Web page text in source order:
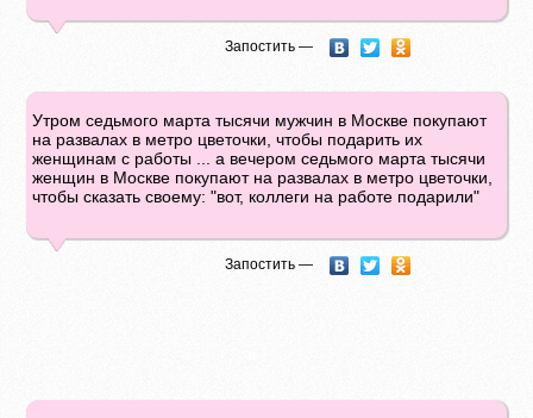
Запостить —
Утром седьмого марта тысячи мужчин в Москве покупают
на развалах в метро цветочки, чтобы подарить их
женщинам с работы ... а вечером седьмого марта тысячи
женщин в Москве покупают на развалах в метро цветочки,
чтобы сказать своему: "вот, коллеги на работе подарили"
Запостить —